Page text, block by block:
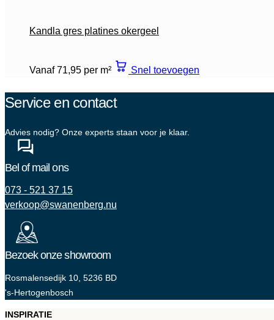
Kandla gres platines okergeel
Vanaf 71,95 per m² Snel toevoegen
Service en contact
Advies nodig? Onze experts staan voor je klaar.
Bel of mail ons
073 - 521 37 15
verkoop@swanenberg.nu
Bezoek onze showroom
Rosmalensedijk 10, 5236 BD
's-Hertogenbosch
INSPIRATIE